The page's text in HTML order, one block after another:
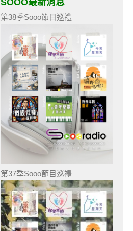
SOOO最新消息
第38季Sooo節目巡禮
第37季Sooo節目巡禮